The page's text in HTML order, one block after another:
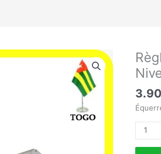
de
Règle
en
50cm
avec